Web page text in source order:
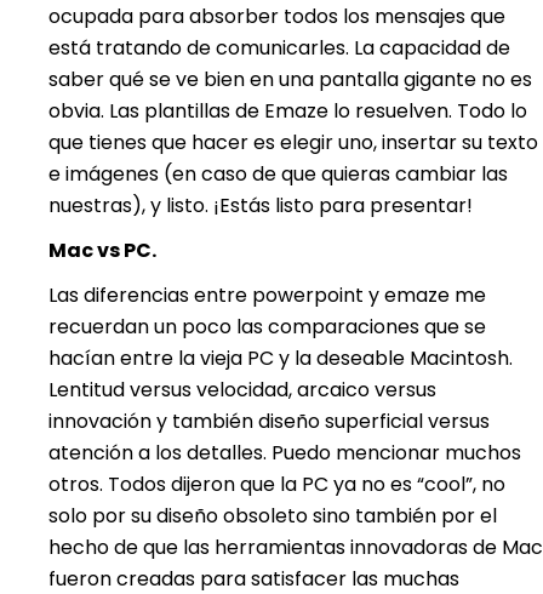
ocupada para absorber todos los mensajes que
está tratando de comunicarles. La capacidad de
saber qué se ve bien en una pantalla gigante no es
obvia. Las plantillas de Emaze lo resuelven. Todo lo
que tienes que hacer es elegir uno, insertar su texto
e imágenes (en caso de que quieras cambiar las
nuestras), y listo. ¡Estás listo para presentar!
Mac vs PC.
Las diferencias entre powerpoint y emaze me
recuerdan un poco las comparaciones que se
hacían entre la vieja PC y la deseable Macintosh.
Lentitud versus velocidad, arcaico versus
innovación y también diseño superficial versus
atención a los detalles. Puedo mencionar muchos
otros. Todos dijeron que la PC ya no es “cool”, no
solo por su diseño obsoleto sino también por el
hecho de que las herramientas innovadoras de Mac
fueron creadas para satisfacer las muchas